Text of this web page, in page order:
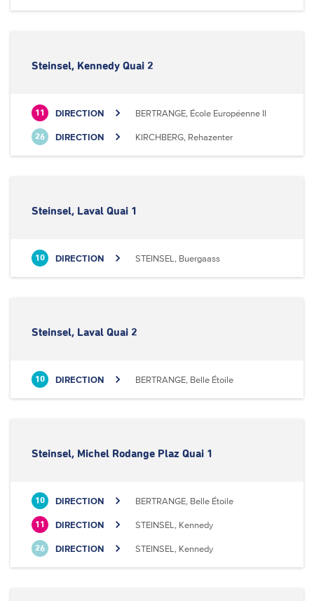
Steinsel, Kennedy Quai 2
11 DIRECTION BERTRANGE, École Européenne II
26 DIRECTION KIRCHBERG, Rehazenter
Steinsel, Laval Quai 1
10 DIRECTION STEINSEL, Buergaass
Steinsel, Laval Quai 2
10 DIRECTION BERTRANGE, Belle Étoile
Steinsel, Michel Rodange Plaz Quai 1
10 DIRECTION BERTRANGE, Belle Étoile
11 DIRECTION STEINSEL, Kennedy
26 DIRECTION STEINSEL, Kennedy